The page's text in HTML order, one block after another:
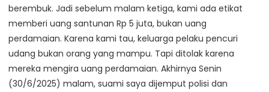
berembuk. Jadi sebelum malam ketiga, kami ada etikat
memberi uang santunan Rp 5 juta, bukan uang
perdamaian. Karena kami tau, keluarga pelaku pencuri
udang bukan orang yang mampu. Tapi ditolak karena
mereka mengira uang perdamaian. Akhirnya Senin
(30/6/2025) malam, suami saya dijemput polisi dan